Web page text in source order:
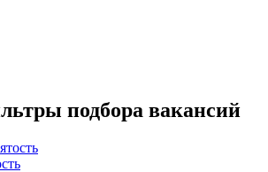
подбора вакансий